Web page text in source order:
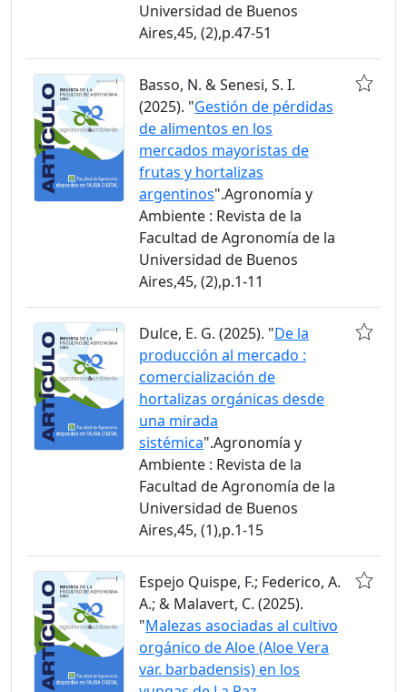
Universidad de Buenos
Aires,45, (2),p.47-51
Basso, N. & Senesi, S. I.
(2025). "Gestión de pérdidas
de alimentos en los
mercados mayoristas de
frutas y hortalizas
argentinos".Agronomía y
Ambiente : Revista de la
Facultad de Agronomía de la
Universidad de Buenos
Aires,45, (2),p.1-11
Dulce, E. G. (2025). "De la
producción al mercado :
comercialización de
hortalizas orgánicas desde
una mirada
sistémica".Agronomía y
Ambiente : Revista de la
Facultad de Agronomía de la
Universidad de Buenos
Aires,45, (1),p.1-15
Espejo Quispe, F.; Federico, A.
A.; & Malavert, C. (2025).
"Malezas asociadas al cultivo
orgánico de Aloe (Aloe Vera
var. barbadensis) en los